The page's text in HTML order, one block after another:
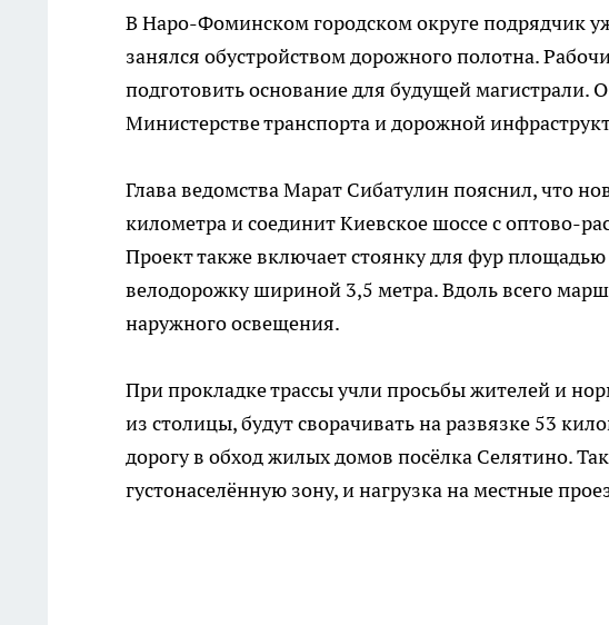
В Наро-Фоминском городском округе подрядчик
занялся обустройством дорожного полотна.
подготовить основание для будущей магистрали. О
Министерстве транспорта и дорожной
Глава ведомства Марат Сибатулин пояснил, что
километра и соединит Киевское шоссе с оптово-
Проект также включает стоянку для фур
велодорожку шириной 3,5 метра. Вдоль всего
наружного освещения.
При прокладке трассы учли просьбы жителей и
из столицы, будут сворачивать на развязке 53
дорогу в обход жилых домов посёлка Селятино.
густонаселённую зону, и нагрузка на местные